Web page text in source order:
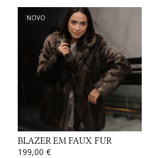
NOVO
BLAZER EM FAUX FUR
199,00 €